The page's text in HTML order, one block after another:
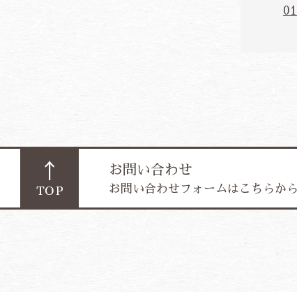
お問い合わせ
お問い合わせフォームはこちらから